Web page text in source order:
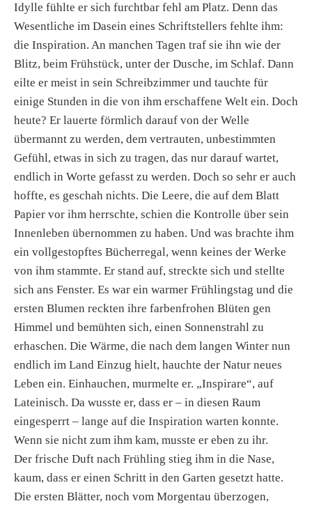
Idylle fühlte er sich furchtbar fehl am Platz. Denn das
Wesentliche im Dasein eines Schriftstellers fehlte ihm:
die Inspiration. An manchen Tagen traf sie ihn wie der
Blitz, beim Frühstück, unter der Dusche, im Schlaf. Dann
eilte er meist in sein Schreibzimmer und tauchte für
einige Stunden in die von ihm erschaffene Welt ein. Doch
heute? Er lauerte förmlich darauf von der Welle
übermannt zu werden, dem vertrauten, unbestimmten
Gefühl, etwas in sich zu tragen, das nur darauf wartet,
endlich in Worte gefasst zu werden. Doch so sehr er auch
hoffte, es geschah nichts. Die Leere, die auf dem Blatt
Papier vor ihm herrschte, schien die Kontrolle über sein
Innenleben übernommen zu haben. Und was brachte ihm
ein vollgestopftes Bücherregal, wenn keines der Werke
von ihm stammte. Er stand auf, streckte sich und stellte
sich ans Fenster. Es war ein warmer Frühlingstag und die
ersten Blumen reckten ihre farbenfrohen Blüten gen
Himmel und bemühten sich, einen Sonnenstrahl zu
erhaschen. Die Wärme, die nach dem langen Winter nun
endlich im Land Einzug hielt, hauchte der Natur neues
Leben ein. Einhauchen, murmelte er. „Inspirare“, auf
Lateinisch. Da wusste er, dass er – in diesen Raum
eingesperrt – lange auf die Inspiration warten konnte.
Wenn sie nicht zum ihm kam, musste er eben zu ihr.
Der frische Duft nach Frühling stieg ihm in die Nase,
kaum, dass er einen Schritt in den Garten gesetzt hatte.
Die ersten Blätter, noch vom Morgentau überzogen,